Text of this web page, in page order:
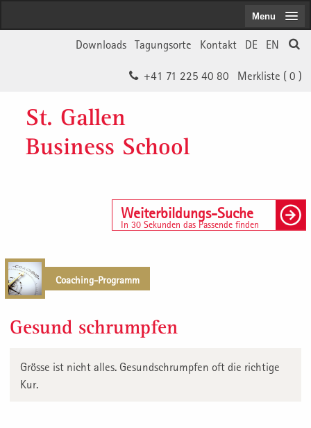
EN
DE
Kontakt
Tagungsorte
Downloads
Merkliste ( 0 )
+41 71 225 40 80
St. Gallen
Business School
Weiterbildungs-Suche
In 30 Sekunden das Passende finden
Menu
Coaching-Programm
Gesund schrumpfen
Grösse ist nicht alles. Gesundschrumpfen oft die richtige
Kur.